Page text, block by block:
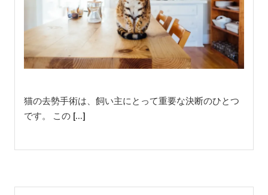
猫の去勢手術は、飼い主にとって重要な決断のひとつ
です。 この […]